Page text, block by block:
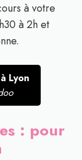
à votre
à 2h et
Lyon
: pour